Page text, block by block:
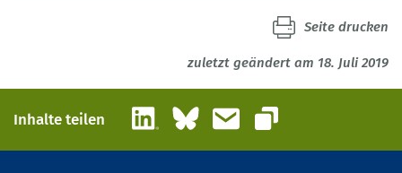
zuletzt geändert am 18. Juli 2019
Seite drucken
Inhalte teilen LinkedInBlueskyE-Mail
Link kopieren